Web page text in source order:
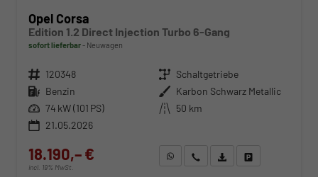
Opel Corsa
Edition 1.2 Direct Injection Turbo 6-Gang
sofort lieferbar Neuwagen
Fahrzeugnr. 120348 Getriebe Schaltgetriebe
Kraftstoff Benzin Außenfarbe Karbon Schwarz Metallic
Leistung 74 kW (101 PS) Kilometerstand 50 km
21.05.2026
18.190,– €
incl. 19% MwSt.
WhatsApp anfragen
Wir rufen Sie anFahrzeugexposé (PDF)